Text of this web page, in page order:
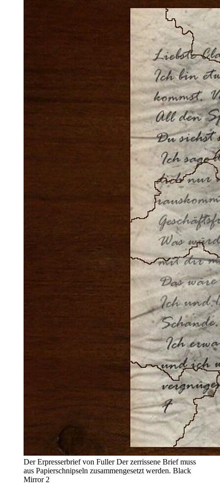
Der Erpresserbrief von Fuller Der zerrissene Brief muss
aus Papierschnipseln zusammengesetzt werden. Black
Mirror 2